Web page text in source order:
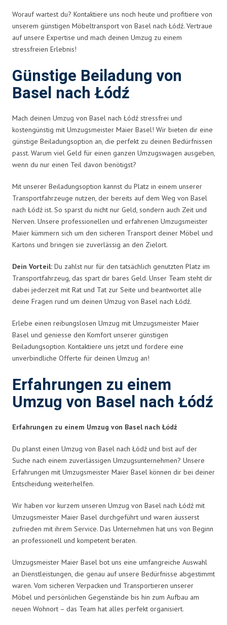
Worauf wartest du? Kontaktiere uns noch heute und profitiere von
unserem günstigen Möbeltransport von Basel nach Łódź. Vertraue
auf unsere Expertise und mach deinen Umzug zu einem
stressfreien Erlebnis!
Günstige Beiladung von
Basel nach Łódź
Mach deinen Umzug von Basel nach Łódź stressfrei und
kostengünstig mit Umzugsmeister Maier Basel! Wir bieten dir eine
günstige Beiladungsoption an, die perfekt zu deinen Bedürfnissen
passt. Warum viel Geld für einen ganzen Umzugswagen ausgeben,
wenn du nur einen Teil davon benötigst?
Mit unserer Beiladungsoption kannst du Platz in einem unserer
Transportfahrzeuge nutzen, der bereits auf dem Weg von Basel
nach Łódź ist. So sparst du nicht nur Geld, sondern auch Zeit und
Nerven. Unsere professionellen und erfahrenen Umzugsmeister
Maier kümmern sich um den sicheren Transport deiner Möbel und
Kartons und bringen sie zuverlässig an den Zielort.
Dein Vorteil: Du zahlst nur für den tatsächlich genutzten Platz im
Transportfahrzeug, das spart dir bares Geld. Unser Team steht dir
dabei jederzeit mit Rat und Tat zur Seite und beantwortet alle
deine Fragen rund um deinen Umzug von Basel nach Łódź.
Erlebe einen reibungslosen Umzug mit Umzugsmeister Maier
Basel und geniesse den Komfort unserer günstigen
Beiladungsoption. Kontaktiere uns jetzt und fordere eine
unverbindliche Offerte für deinen Umzug an!
Erfahrungen zu einem
Umzug von Basel nach Łódź
Erfahrungen zu einem Umzug von Basel nach Łódź
Du planst einen Umzug von Basel nach Łódź und bist auf der
Suche nach einem zuverlässigen Umzugsunternehmen? Unsere
Erfahrungen mit Umzugsmeister Maier Basel können dir bei deiner
Entscheidung weiterhelfen.
Wir haben vor kurzem unseren Umzug von Basel nach Łódź mit
Umzugsmeister Maier Basel durchgeführt und waren äusserst
zufrieden mit ihrem Service. Das Unternehmen hat uns von Beginn
an professionell und kompetent beraten.
Umzugsmeister Maier Basel bot uns eine umfangreiche Auswahl
an Dienstleistungen, die genau auf unsere Bedürfnisse abgestimmt
waren. Vom sicheren Verpacken und Transportieren unserer
Möbel und persönlichen Gegenstände bis hin zum Aufbau am
neuen Wohnort – das Team hat alles perfekt organisiert.